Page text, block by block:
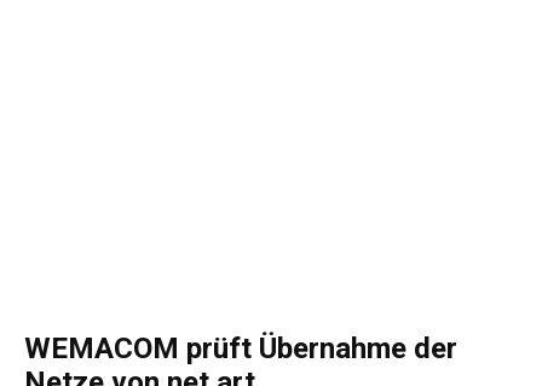
WEMACOM prüft Übernahme der